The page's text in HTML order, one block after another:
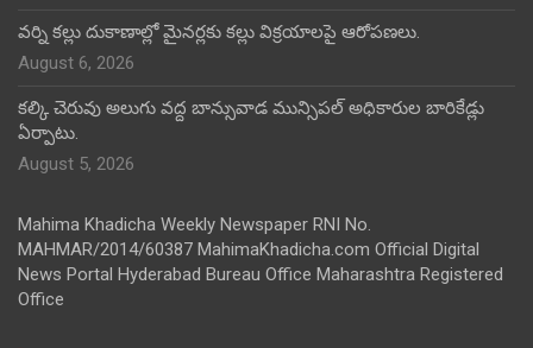
వర్ని కల్లు దుకాణాల్లో మైనర్లకు కల్లు విక్రయాలపై ఆరోపణలు.
August 6, 2026
కల్కి చెరువు అలుగు వద్ద బాన్సువాడ మున్సిపల్ అధికారుల బారికేడ్లు
ఏర్పాటు.
August 5, 2026
Mahima Khadicha Weekly Newspaper RNI No.
MAHMAR/2014/60387 MahimaKhadicha.com Official Digital
News Portal Hyderabad Bureau Office Maharashtra Registered
Office